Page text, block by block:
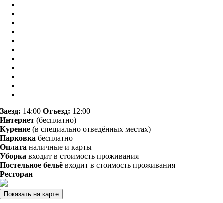
Заезд: 14:00 Отъезд: 12:00
Интернет (бесплатно)
Курение (в специально отведённых местах)
Парковка бесплатно
Оплата наличные и карты
Уборка входит в стоимость проживания
Постельное бельё входит в стоимость проживания
Ресторан
Показать на карте